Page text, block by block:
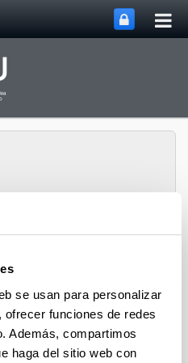
se usan para personalizar
funciones de redes
Además, compartimos
haga del sitio web con